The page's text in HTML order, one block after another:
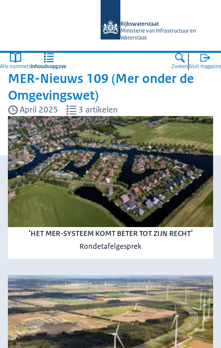
Rijkswaterstaat
Ministerie van Infrastructuur en
Waterstaat
Alle nummers Inhoudsopgave Zoeken Sluit magazine
MER-Nieuws 109 (Mer onder de
Omgevingswet)
April 2025 3 artikelen
‘HET MER-SYSTEEM KOMT BETER TOT ZIJN RECHT’
Rondetafelgesprek